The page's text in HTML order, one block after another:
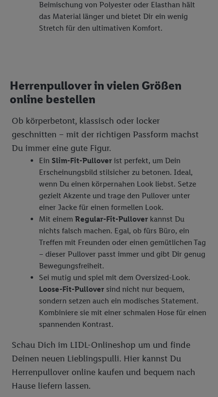
Beimischung von Polyester oder Elasthan hält
das Material länger und bietet Dir ein wenig
Stretch für den ultimativen Komfort.
Herrenpullover in vielen Größen
online bestellen
Ob körperbetont, klassisch oder locker
geschnitten – mit der richtigen Passform machst
Du immer eine gute Figur.
Ein Slim-Fit-Pullover ist perfekt, um Dein
Erscheinungsbild stilsicher zu betonen. Ideal,
wenn Du einen körpernahen Look liebst. Setze
gezielt Akzente und trage den Pullover unter
einer Jacke für einen formellen Look.
Mit einem Regular-Fit-Pullover kannst Du
nichts falsch machen. Egal, ob fürs Büro, ein
Treffen mit Freunden oder einen gemütlichen Tag
– dieser Pullover passt immer und gibt Dir genug
Bewegungsfreiheit.
Sei mutig und spiel mit dem Oversized-Look.
Loose-Fit-Pullover sind nicht nur bequem,
sondern setzen auch ein modisches Statement.
Kombiniere sie mit einer schmalen Hose für einen
spannenden Kontrast.
Schau Dich im LIDL-Onlineshop um und finde
Deinen neuen Lieblingspulli. Hier kannst Du
Herrenpullover online kaufen und bequem nach
Hause liefern lassen.